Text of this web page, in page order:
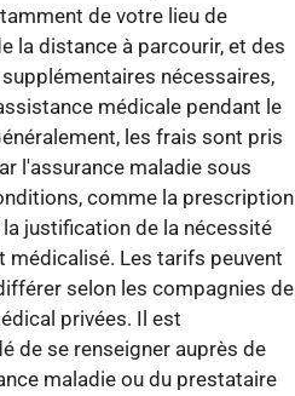
de votre lieu de
la distance à parcourir, et des
nécessaires,
médicale pendant le
les frais sont pris
l'assurance maladie sous
comme la prescription
justification de la nécessité
médicalisé. Les tarifs peuvent
selon les compagnies de
privées. Il est
de se renseigner auprès de
maladie ou du prestataire